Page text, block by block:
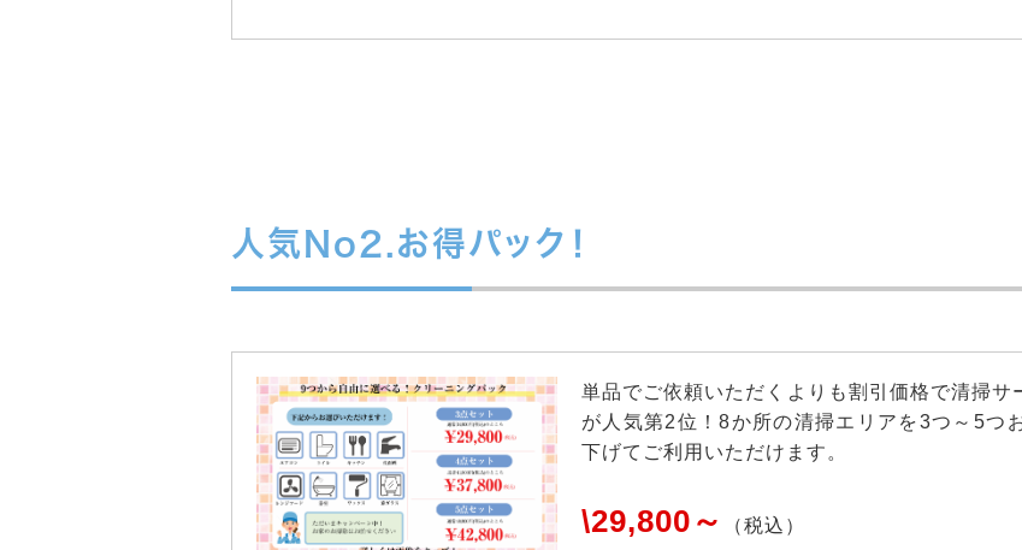
人気No2.お得パック！
単品でご依頼いただくよりも割引価格で清掃サ
が人気第2位！8か所の清掃エリアを3つ～5つ
下げてご利用いただけます。
\29,800～ （税込）